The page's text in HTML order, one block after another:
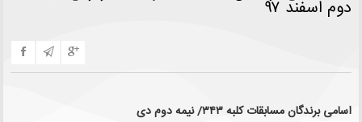
دوم اسفند ۹۷
اسامی برندگان مسابقات کلبه ۳۴۳/ نیمه دوم دی